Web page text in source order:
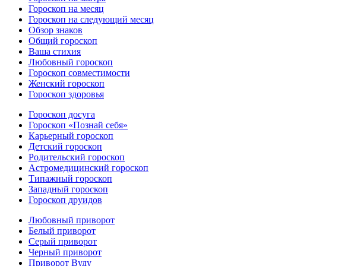
Гороскоп на месяц
Гороскоп на следующий месяц
Обзор знаков
Общий гороскоп
Ваша стихия
Любовный гороскоп
Гороскоп совместимости
Женский гороскоп
Гороскоп здоровья
Гороскоп досуга
Гороскоп «Познай себя»
Карьерный гороскоп
Детский гороскоп
Родительский гороскоп
Астромедицинский гороскоп
Типажный гороскоп
Западный гороскоп
Гороскоп друидов
Любовный приворот
Белый приворот
Серый приворот
Черный приворот
Приворот Вуду